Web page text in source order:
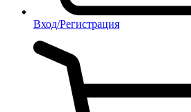
Вход/Регистрация